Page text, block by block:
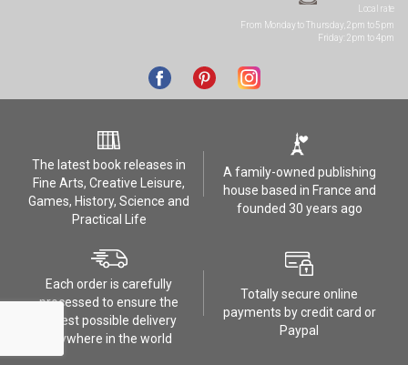
Local rate
From Monday to Thursday, 2pm to 5pm
Friday: 2pm to 4pm
The latest book releases in
Fine Arts, Creative Leisure,
Games, History, Science and
Practical Life
A family-owned publishing
house based in France and
founded 30 years ago
Each order is carefully
processed to ensure the
safest possible delivery
anywhere in the world
Totally secure online
payments by credit card or
Paypal